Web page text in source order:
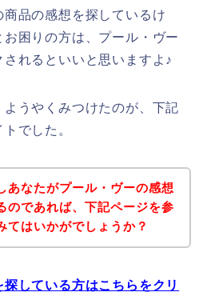
品の感想を探しているけ
困りの方は、プール・ヴー
れるといいと思いますよ♪
うやくみつけたのが、下記
でした。
あなたがプール・ヴーの感想
のであれば、下記ページを参
てはいかがでしょうか？
している方はこちらをクリ